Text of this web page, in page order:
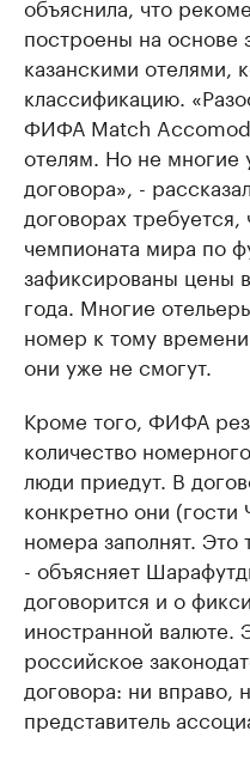
объяснила, что
построены на основе
казанскими отелями,
классификацию.
ФИФА Match
отелям. Но не многие
договора», -
договорах требуется,
чемпионата мира по
зафиксированы цены
года. Многие
номер к тому
они уже не смогут.
Кроме того, ФИФА
количество
люди приедут. В
конкретно они
номера заполнят.
- объясняет
договорится и о
иностранной валюте.
российское
договора: ни вправо,
представитель